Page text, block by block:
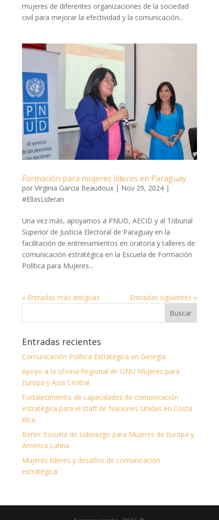
mujeres de diferentes organizaciones de la sociedad
civil para mejorar la efectividad y la comunicación...
Formación para mujeres líderes en Paraguay
por Virginia Garcia Beaudoux| Nov 29, 2024|
#EllasLideran
Una vez más, apoyamos a PNUD, AECID y al Tribunal
Superior de Justicia Electoral de Paraguay en la
facilitación de entrenamientos en oratoria y talleres de
comunicación estratégica en la Escuela de Formación
Política para Mujeres...
« Entradas más antiguas Entradas siguientes »
Entradas recientes
Comunicación Política Estratégica en Georgia
Apoyo a la oficina Regional de ONU Mujeres para
Europa y Asia Central
Fortalecimiento de capacidades de comunicación
estratégica para el staff de Naciones Unidas en Costa
Rica.
Berlín: Escuela de Liderazgo para Mujeres de Europa y
América Latina
Mujeres líderes y desafíos de comunicación
estratégica